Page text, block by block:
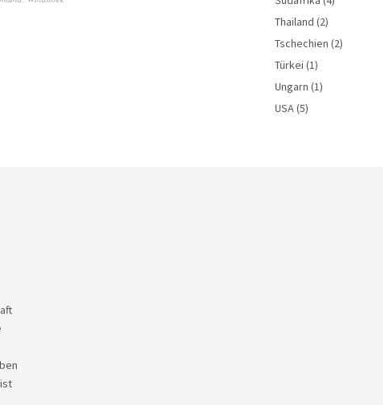
Thailand (2)
Tschechien (2)
Türkei (1)
Ungarn (1)
USA(5)